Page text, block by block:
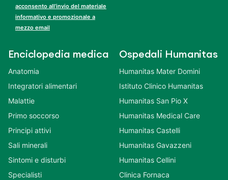
acconsento all’invio del materiale
informativo e promozionale a
mezzo email
Enciclopedia medica
Anatomia
Integratori alimentari
Malattie
Primo soccorso
Principi attivi
Sali minerali
Sintomi e disturbi
Specialisti
Ospedali Humanitas
Humanitas Mater Domini
Istituto Clinico Humanitas
Humanitas San Pio X
Humanitas Medical Care
Humanitas Castelli
Humanitas Gavazzeni
Humanitas Cellini
Clinica Fornaca